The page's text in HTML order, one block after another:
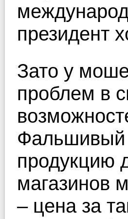
президент
Зато у
проблем в
Фальшивый
продукцию
магазинов
– цена за